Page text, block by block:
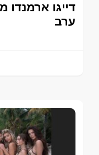
דייגו
ערב